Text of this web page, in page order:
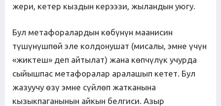
жери, кетер кыздын керээзи, жыландын уюгу.
Бул метафоралардын көбүнүн маанисин
түшүнүшпөй эле колдонушат (мисалы, эмне үчүн
«жиктеш» деп айтылат) жана көпчүлүк учурда
сыйышпас метафоралар аралашып кетет. Бул
жазуучу өзү эмне сүйлөп жатканына
кызыкпаганынын айкын белгиси. Азыр